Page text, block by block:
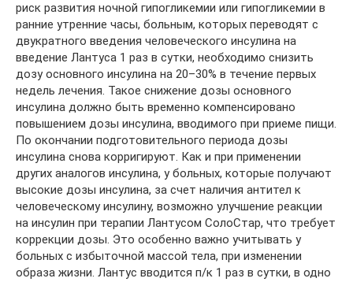
риск развития ночной гипогликемии или гипогликемии в
ранние утренние часы, больным, которых переводят с
двукратного введения человеческого инсулина на
введение Лантуса 1 раз в сутки, необходимо снизить
дозу основного инсулина на 20–30% в течение первых
недель лечения. Такое снижение дозы основного
инсулина должно быть временно компенсировано
повышением дозы инсулина, вводимого при приеме пищи.
По окончании подготовительного периода дозы
инсулина снова корригируют. Как и при применении
других аналогов инсулина, у больных, которые получают
высокие дозы инсулина, за счет наличия антител к
человеческому инсулину, возможно улучшение реакции
на инсулин при терапии Лантусом СолоСтар, что требует
коррекции дозы. Это особенно важно учитывать у
больных с избыточной массой тела, при изменении
образа жизни. Лантус вводится п/к 1 раз в сутки, в одно